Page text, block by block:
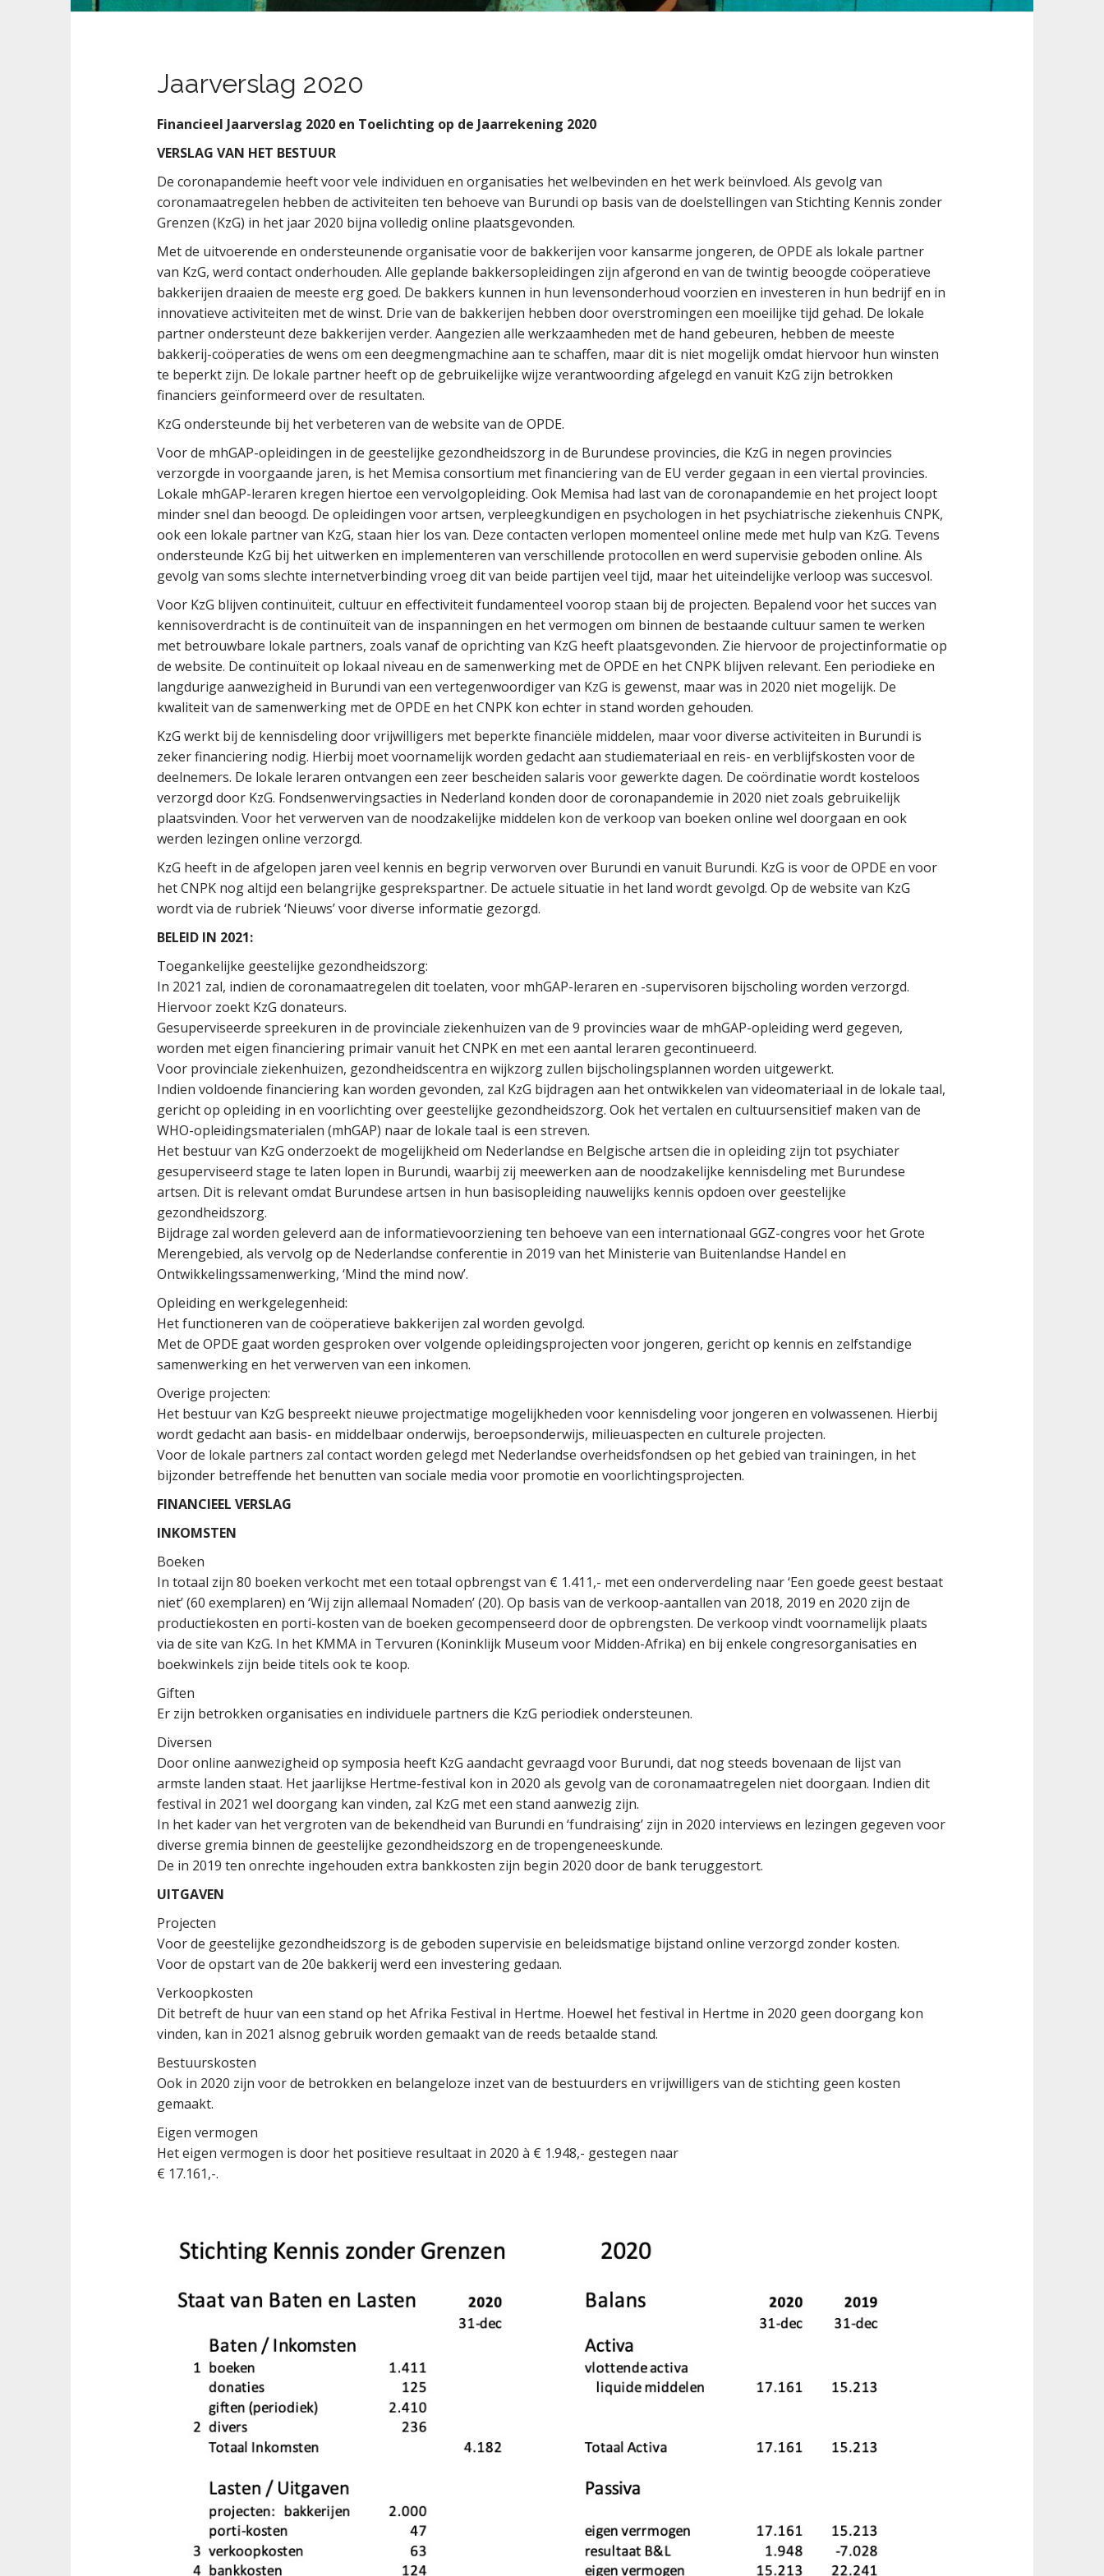
Jaarverslag 2020
Financieel Jaarverslag 2020 en Toelichting op de Jaarrekening 2020
VERSLAG VAN HET BESTUUR
De coronapandemie heeft voor vele individuen en organisaties het welbevinden en het werk beïnvloed. Als gevolg van
coronamaatregelen hebben de activiteiten ten behoeve van Burundi op basis van de doelstellingen van Stichting Kennis zonder
Grenzen (KzG) in het jaar 2020 bijna volledig online plaatsgevonden.
Met de uitvoerende en ondersteunende organisatie voor de bakkerijen voor kansarme jongeren, de OPDE als lokale partner
van KzG, werd contact onderhouden. Alle geplande bakkersopleidingen zijn afgerond en van de twintig beoogde coöperatieve
bakkerijen draaien de meeste erg goed. De bakkers kunnen in hun levensonderhoud voorzien en investeren in hun bedrijf en in
innovatieve activiteiten met de winst. Drie van de bakkerijen hebben door overstromingen een moeilijke tijd gehad. De lokale
partner ondersteunt deze bakkerijen verder. Aangezien alle werkzaamheden met de hand gebeuren, hebben de meeste
bakkerij-coöperaties de wens om een deegmengmachine aan te schaffen, maar dit is niet mogelijk omdat hiervoor hun winsten
te beperkt zijn. De lokale partner heeft op de gebruikelijke wijze verantwoording afgelegd en vanuit KzG zijn betrokken
financiers geïnformeerd over de resultaten.
KzG ondersteunde bij het verbeteren van de website van de OPDE.
Voor de mhGAP-opleidingen in de geestelijke gezondheidszorg in de Burundese provincies, die KzG in negen provincies
verzorgde in voorgaande jaren, is het Memisa consortium met financiering van de EU verder gegaan in een viertal provincies.
Lokale mhGAP-leraren kregen hiertoe een vervolgopleiding. Ook Memisa had last van de coronapandemie en het project loopt
minder snel dan beoogd. De opleidingen voor artsen, verpleegkundigen en psychologen in het psychiatrische ziekenhuis CNPK,
ook een lokale partner van KzG, staan hier los van. Deze contacten verlopen momenteel online mede met hulp van KzG. Tevens
ondersteunde KzG bij het uitwerken en implementeren van verschillende protocollen en werd supervisie geboden online. Als
gevolg van soms slechte internetverbinding vroeg dit van beide partijen veel tijd, maar het uiteindelijke verloop was succesvol.
Voor KzG blijven continuïteit, cultuur en effectiviteit fundamenteel voorop staan bij de projecten. Bepalend voor het succes van
kennisoverdracht is de continuïteit van de inspanningen en het vermogen om binnen de bestaande cultuur samen te werken
met betrouwbare lokale partners, zoals vanaf de oprichting van KzG heeft plaatsgevonden. Zie hiervoor de projectinformatie op
de website. De continuïteit op lokaal niveau en de samenwerking met de OPDE en het CNPK blijven relevant. Een periodieke en
langdurige aanwezigheid in Burundi van een vertegenwoordiger van KzG is gewenst, maar was in 2020 niet mogelijk. De
kwaliteit van de samenwerking met de OPDE en het CNPK kon echter in stand worden gehouden.
KzG werkt bij de kennisdeling door vrijwilligers met beperkte financiële middelen, maar voor diverse activiteiten in Burundi is
zeker financiering nodig. Hierbij moet voornamelijk worden gedacht aan studiemateriaal en reis- en verblijfskosten voor de
deelnemers. De lokale leraren ontvangen een zeer bescheiden salaris voor gewerkte dagen. De coördinatie wordt kosteloos
verzorgd door KzG. Fondsenwervingsacties in Nederland konden door de coronapandemie in 2020 niet zoals gebruikelijk
plaatsvinden. Voor het verwerven van de noodzakelijke middelen kon de verkoop van boeken online wel doorgaan en ook
werden lezingen online verzorgd.
KzG heeft in de afgelopen jaren veel kennis en begrip verworven over Burundi en vanuit Burundi. KzG is voor de OPDE en voor
het CNPK nog altijd een belangrijke gesprekspartner. De actuele situatie in het land wordt gevolgd. Op de website van KzG
wordt via de rubriek ‘Nieuws’ voor diverse informatie gezorgd.
BELEID IN 2021:
Toegankelijke geestelijke gezondheidszorg:
In 2021 zal, indien de coronamaatregelen dit toelaten, voor mhGAP-leraren en -supervisoren bijscholing worden verzorgd.
Hiervoor zoekt KzG donateurs.
Gesuperviseerde spreekuren in de provinciale ziekenhuizen van de 9 provincies waar de mhGAP-opleiding werd gegeven,
worden met eigen financiering primair vanuit het CNPK en met een aantal leraren gecontinueerd.
Voor provinciale ziekenhuizen, gezondheidscentra en wijkzorg zullen bijscholingsplannen worden uitgewerkt.
Indien voldoende financiering kan worden gevonden, zal KzG bijdragen aan het ontwikkelen van videomateriaal in de lokale taal,
gericht op opleiding in en voorlichting over geestelijke gezondheidszorg. Ook het vertalen en cultuursensitief maken van de
WHO-opleidingsmaterialen (mhGAP) naar de lokale taal is een streven.
Het bestuur van KzG onderzoekt de mogelijkheid om Nederlandse en Belgische artsen die in opleiding zijn tot psychiater
gesuperviseerd stage te laten lopen in Burundi, waarbij zij meewerken aan de noodzakelijke kennisdeling met Burundese
artsen. Dit is relevant omdat Burundese artsen in hun basisopleiding nauwelijks kennis opdoen over geestelijke
gezondheidszorg.
Bijdrage zal worden geleverd aan de informatievoorziening ten behoeve van een internationaal GGZ-congres voor het Grote
Merengebied, als vervolg op de Nederlandse conferentie in 2019 van het Ministerie van Buitenlandse Handel en
Ontwikkelingssamenwerking, ‘Mind the mind now’.
Opleiding en werkgelegenheid:
Het functioneren van de coöperatieve bakkerijen zal worden gevolgd.
Met de OPDE gaat worden gesproken over volgende opleidingsprojecten voor jongeren, gericht op kennis en zelfstandige
samenwerking en het verwerven van een inkomen.
Overige projecten:
Het bestuur van KzG bespreekt nieuwe projectmatige mogelijkheden voor kennisdeling voor jongeren en volwassenen. Hierbij
wordt gedacht aan basis- en middelbaar onderwijs, beroepsonderwijs, milieuaspecten en culturele projecten.
Voor de lokale partners zal contact worden gelegd met Nederlandse overheidsfondsen op het gebied van trainingen, in het
bijzonder betreffende het benutten van sociale media voor promotie en voorlichtingsprojecten.
FINANCIEEL VERSLAG
INKOMSTEN
Boeken
In totaal zijn 80 boeken verkocht met een totaal opbrengst van € 1.411,- met een onderverdeling naar ‘Een goede geest bestaat
niet’ (60 exemplaren) en ‘Wij zijn allemaal Nomaden’ (20). Op basis van de verkoop-aantallen van 2018, 2019 en 2020 zijn de
productiekosten en porti-kosten van de boeken gecompenseerd door de opbrengsten. De verkoop vindt voornamelijk plaats
via de site van KzG. In het KMMA in Tervuren (Koninklijk Museum voor Midden-Afrika) en bij enkele congresorganisaties en
boekwinkels zijn beide titels ook te koop.
Giften
Er zijn betrokken organisaties en individuele partners die KzG periodiek ondersteunen.
Diversen
Door online aanwezigheid op symposia heeft KzG aandacht gevraagd voor Burundi, dat nog steeds bovenaan de lijst van
armste landen staat. Het jaarlijkse Hertme-festival kon in 2020 als gevolg van de coronamaatregelen niet doorgaan. Indien dit
festival in 2021 wel doorgang kan vinden, zal KzG met een stand aanwezig zijn.
In het kader van het vergroten van de bekendheid van Burundi en ‘fundraising’ zijn in 2020 interviews en lezingen gegeven voor
diverse gremia binnen de geestelijke gezondheidszorg en de tropengeneeskunde.
De in 2019 ten onrechte ingehouden extra bankkosten zijn begin 2020 door de bank teruggestort.
UITGAVEN
Projecten
Voor de geestelijke gezondheidszorg is de geboden supervisie en beleidsmatige bijstand online verzorgd zonder kosten.
Voor de opstart van de 20e bakkerij werd een investering gedaan.
Verkoopkosten
Dit betreft de huur van een stand op het Afrika Festival in Hertme. Hoewel het festival in Hertme in 2020 geen doorgang kon
vinden, kan in 2021 alsnog gebruik worden gemaakt van de reeds betaalde stand.
Bestuurskosten
Ook in 2020 zijn voor de betrokken en belangeloze inzet van de bestuurders en vrijwilligers van de stichting geen kosten
gemaakt.
Eigen vermogen
Het eigen vermogen is door het positieve resultaat in 2020 à € 1.948,- gestegen naar
€ 17.161,-.